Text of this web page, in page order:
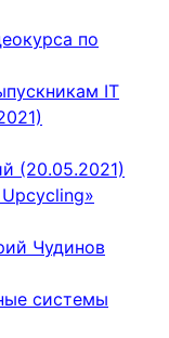
по
IT
(20.05.2021)
Чудинов
системы